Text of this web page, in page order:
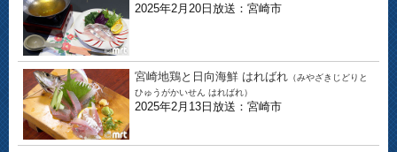
2025年2月20日放送：宮崎市
宮崎地鶏と日向海鮮 はればれ （みやざきじどりと
ひゅうがかいせん はればれ）
2025年2月13日放送：宮崎市